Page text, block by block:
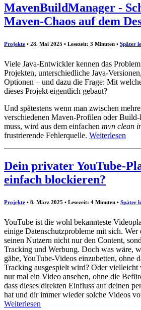
MavenBuildManager -
Maven-Chaos auf dem
Projekte • 28. Mai 2025 • Lesezeit: 3 Minuten • Später
Viele Java-Entwickler kennen das
Projekten, unterschiedliche Java-
Optionen – und dazu die Frage: Mit
dieses Projekt eigentlich gebaut?
Und spätestens wenn man zwischen
verschiedenen Maven-Profilen oder Build-
muss, wird aus dem einfachen mvn clean
frustrierende Fehlerquelle. Weiterlesen
Dein privater YouTube-
einfach blockieren?
Projekte • 8. März 2025 • Lesezeit: 4 Minuten • Später
YouTube ist die wohl bekannteste
einige Datenschutzprobleme mit sich.
seinen Nutzern nicht nur den Content,
Tracking und Werbung. Doch was wäre,
gäbe, YouTube-Videos einzubetten, ohne
Tracking ausgespielt wird? Oder vielleicht
nur mal ein Video ansehen, ohne die
dass dieses direkten Einfluss auf deinen
hat und dir immer wieder solche Videos
Weiterlesen